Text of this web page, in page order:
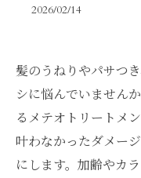
2026/02/14
髪のうねりやパサつ
シに悩んでいません
るメテオトリートメ
叶わなかったダメー
にします。加齢やカ